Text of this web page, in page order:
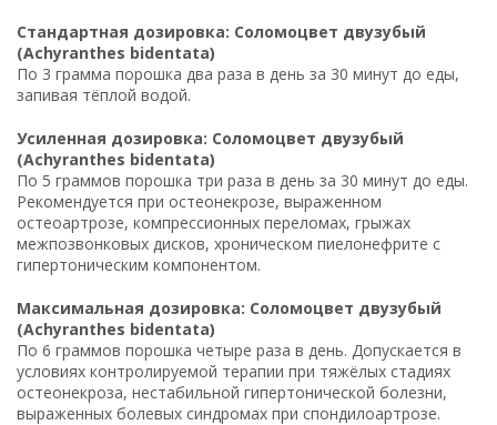
Стандартная дозировка: Соломоцвет двузубый
(Achyranthes bidentata)
По 3 грамма порошка два раза в день за 30 минут до еды,
запивая тёплой водой.
Усиленная дозировка: Соломоцвет двузубый
(Achyranthes bidentata)
По 5 граммов порошка три раза в день за 30 минут до еды.
Рекомендуется при остеонекрозе, выраженном
остеоартрозе, компрессионных переломах, грыжах
межпозвонковых дисков, хроническом пиелонефрите с
гипертоническим компонентом.
Максимальная дозировка: Соломоцвет двузубый
(Achyranthes bidentata)
По 6 граммов порошка четыре раза в день. Допускается в
условиях контролируемой терапии при тяжёлых стадиях
остеонекроза, нестабильной гипертонической болезни,
выраженных болевых синдромах при спондилоартрозе.